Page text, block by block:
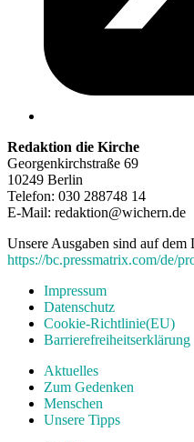
Redaktion die Kirche
Georgenkirchstraße 69
10249 Berlin
Telefon: 030 288748 14
E-Mail: redaktion@wichern.de
Unsere Ausgaben sind auf dem
https://bc.pressmatrix.com/de/
Impressum
Datenschutz
Cookie-Richtlinie(EU)
Barrierefreiheitserklärung
Aktuelles
Zum Gedenken
Menschen
Unsere Tipps